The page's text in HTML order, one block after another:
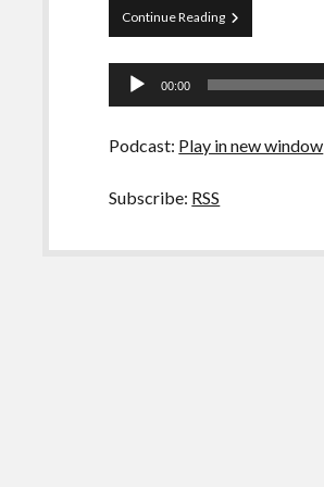
Continue ReadingPapo
Tranqueira
Pessoas
Tocador
00:00
Podcast: Play in new window
Subscribe: RSS